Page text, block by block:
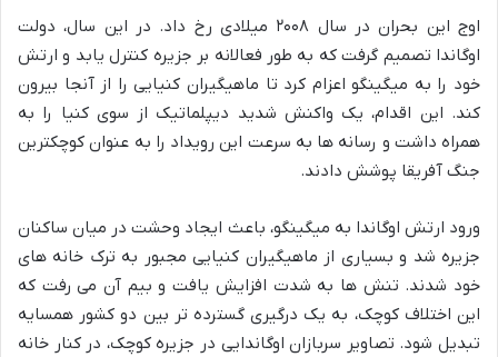
اوج این بحران در سال ۲۰۰۸ میلادی رخ داد. در این سال، دولت
اوگاندا تصمیم گرفت که به طور فعالانه بر جزیره کنترل یابد و ارتش
خود را به میگینگو اعزام کرد تا ماهیگیران کنیایی را از آنجا بیرون
کند. این اقدام، یک واکنش شدید دیپلماتیک از سوی کنیا را به
همراه داشت و رسانه ها به سرعت این رویداد را به عنوان کوچکترین
جنگ آفریقا پوشش دادند.
ورود ارتش اوگاندا به میگینگو، باعث ایجاد وحشت در میان ساکنان
جزیره شد و بسیاری از ماهیگیران کنیایی مجبور به ترک خانه های
خود شدند. تنش ها به شدت افزایش یافت و بیم آن می رفت که
این اختلاف کوچک، به یک درگیری گسترده تر بین دو کشور همسایه
تبدیل شود. تصاویر سربازان اوگاندایی در جزیره کوچک، در کنار خانه